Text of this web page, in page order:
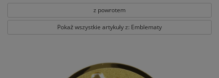
z powrotem
Pokaż wszystkie artykuły z: Emblematy